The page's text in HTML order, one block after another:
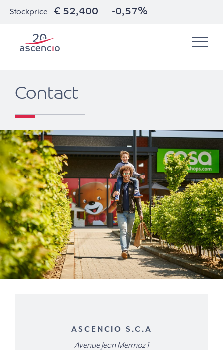
Stockprice € 52,400 -0,57%
Contact
ASCENCIO S.C.A
Avenue Jean Mermoz 1